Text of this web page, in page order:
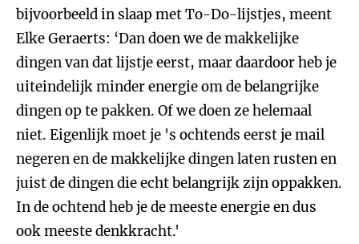
bijvoorbeeld in slaap met To-Do-lijstjes, meent
Elke Geraerts: ‘Dan doen we de makkelijke
dingen van dat lijstje eerst, maar daardoor heb je
uiteindelijk minder energie om de belangrijke
dingen op te pakken. Of we doen ze helemaal
niet. Eigenlijk moet je 's ochtends eerst je mail
negeren en de makkelijke dingen laten rusten en
juist de dingen die echt belangrijk zijn oppakken.
In de ochtend heb je de meeste energie en dus
ook meeste denkkracht.'